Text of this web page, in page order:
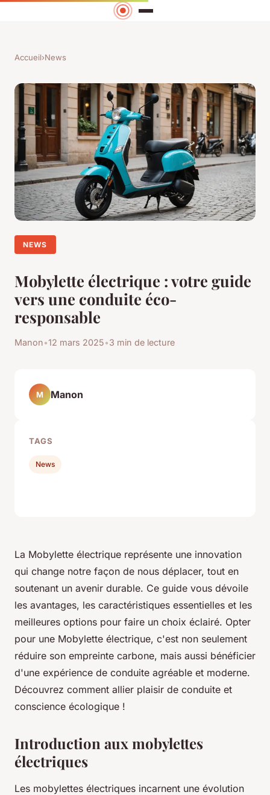
Accueil›News
NEWS
Mobylette électrique : votre guide
vers une conduite éco-
responsable
Manon•12 mars 2025•3 min de lecture
La Mobylette électrique représente une innovation
qui change notre façon de nous déplacer, tout en
soutenant un avenir durable. Ce guide vous dévoile
les avantages, les caractéristiques essentielles et les
meilleures options pour faire un choix éclairé. Opter
pour une Mobylette électrique, c'est non seulement
réduire son empreinte carbone, mais aussi bénéficier
d'une expérience de conduite agréable et moderne.
Découvrez comment allier plaisir de conduite et
conscience écologique !
Introduction aux mobylettes
électriques
Les mobylettes électriques incarnent une évolution
M Manon
TAGS
News